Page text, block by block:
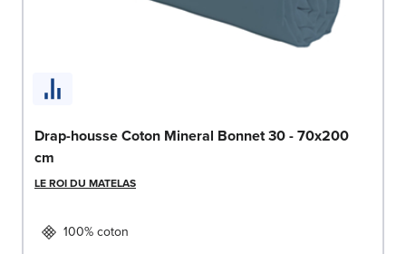
Drap-housse Coton Mineral Bonnet 30 - 70x200
cm
LE ROI DU MATELAS
100% coton